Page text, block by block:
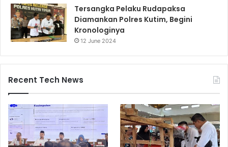
Tersangka Pelaku Rudapaksa
Diamankan Polres Kutim, Begini
Kronologinya
12 June 2024
Recent Tech News